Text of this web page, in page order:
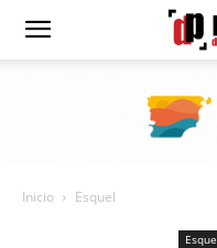
Diario
Inicio Esquel